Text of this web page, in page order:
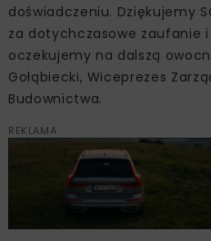
doświadczeniu. Dziękujemy
za dotychczasowe zaufanie
oczekujemy na dalszą
Gołąbiecki, Wiceprezes
Budownictwa.
REKLAMA